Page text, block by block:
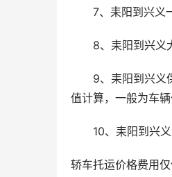
7、耒阳到兴义
8、耒阳到兴义
9、耒阳到兴义
值计算，一般为车
10、耒阳到兴
轿车托运价格费用